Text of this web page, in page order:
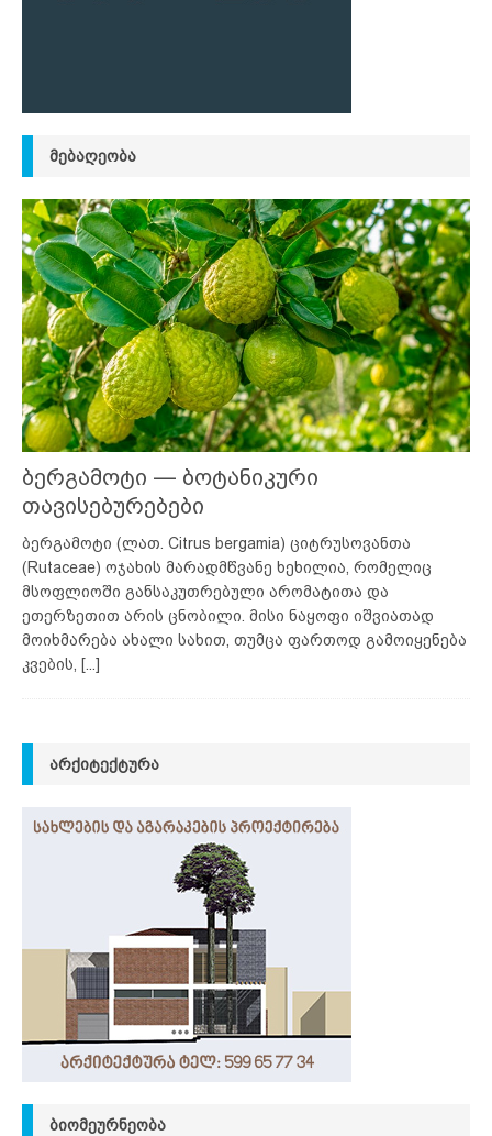
ᲛᲔᲑᲐᲦᲔᲝᲑᲐ
ბერგამოტი — ბოტანიკური
თავისებურებები
ბერგამოტი (ლათ. Citrus bergamia) ციტრუსოვანთა
(Rutaceae) ოჯახის მარადმწვანე ხეხილია, რომელიც
მსოფლიოში განსაკუთრებული არომატითა და
ეთერზეთით არის ცნობილი. მისი ნაყოფი იშვიათად
მოიხმარება ახალი სახით, თუმცა ფართოდ გამოიყენება
კვების, [...]
ᲐᲠᲥᲘᲢᲔᲥᲢᲣᲠᲐ
ᲑᲘᲝᲛᲔᲣᲠᲜᲔᲝᲑᲐ